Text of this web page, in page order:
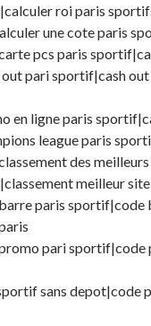
roi paris
une cote paris
pcs paris
pari sportif|cash
en ligne paris
league paris
des
meilleur
paris sportif|code
pari sportif|code
sans depot|code